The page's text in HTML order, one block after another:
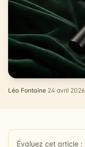
Léa Fontaine·24 avril 2026
Évaluez cet article :